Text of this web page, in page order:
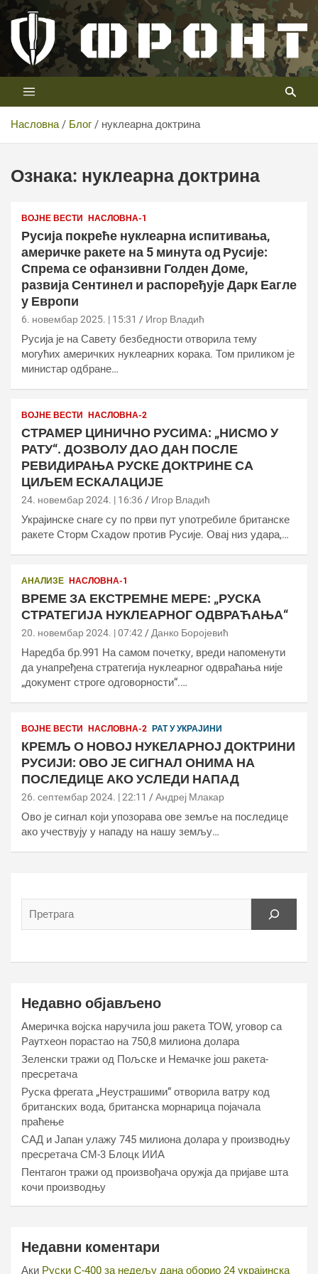
Скип
цонтент
Телевизија ФРОНТ
Први војни канал у Србији
Насловна Блог нуклеарна доктрина
Ознака: нуклеарна доктрина
ВОЈНЕ ВЕСТИ НАСЛОВНА-1
Русија покреће нуклеарна испитивања,
америчке ракете на 5 минута од Русије:
Спрема се офанзивни Голден Доме,
развија Сентинел и распоређује Дарк Еагле
у Европи
6. новембар 2025. | 15:31 Игор Владић
Русија је на Савету безбедности отворила тему
могућих америчких нуклеарних корака. Том приликом је
министар одбране…
ВОЈНЕ ВЕСТИ НАСЛОВНА-2
СТРАМЕР ЦИНИЧНО РУСИМА: „НИСМО У
РАТУ“. ДОЗВОЛУ ДАО ДАН ПОСЛЕ
РЕВИДИРАЊА РУСКЕ ДОКТРИНЕ СА
ЦИЉЕМ ЕСКАЛАЦИЈЕ
24. новембар 2024. | 16:36 Игор Владић
Украјинске снаге су по први пут употребиле британске
ракете Сторм Схадоw против Русије. Овај низ удара,…
АНАЛИЗЕ НАСЛОВНА-1
ВРЕМЕ ЗА ЕКСТРЕМНЕ МЕРЕ: „РУСКА
СТРАТЕГИЈА НУКЛЕАРНОГ ОДВРАЋАЊА“
20. новембар 2024. | 07:42 Данко Боројевић
Наредба бр.991 На самом почетку, вреди напоменути
да унапређена стратегија нуклеарног одвраћања није
„документ строге одговорности“.…
ВОЈНЕ ВЕСТИ НАСЛОВНА-2 РАТ У УКРАЈИНИ
КРЕМЉ О НОВОЈ НУКЕЛАРНОЈ ДОКТРИНИ
РУСИЈИ: ОВО ЈЕ СИГНАЛ ОНИМА НА
ПОСЛЕДИЦЕ АКО УСЛЕДИ НАПАД
26. септембар 2024. | 22:11 Андреј Млакар
Ово је сигнал који упозорава ове земље на последице
ако учествују у нападу на нашу земљу…
Недавно објављено
Америчка војска наручила још ракета ТОW, уговор са
Раyтхеон порастао на 750,8 милиона долара
Зеленски тражи од Пољске и Немачке још ракета-
пресретача
Руска фрегата „Неустрашими“ отворила ватру код
британских вода, британска морнарица појачала
праћење
САД и Јапан улажу 745 милиона долара у производњу
пресретача СМ-3 Блоцк ИИА
Пентагон тражи од произвођача оружја да пријаве шта
кочи производњу
Недавни коментари
Аки Руски С-400 за недељу дана оборио 24 украјинска